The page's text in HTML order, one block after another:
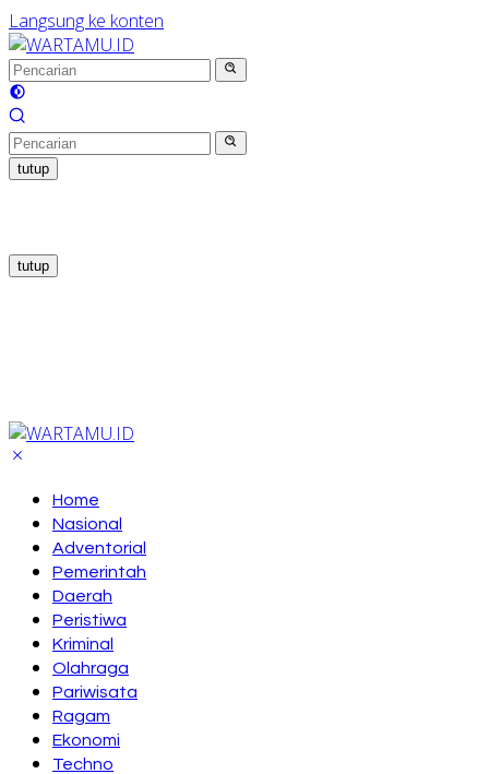
Langsung ke konten
tutup
tutup
Home
Nasional
Adventorial
Pemerintah
Daerah
Peristiwa
Kriminal
Olahraga
Pariwisata
Ragam
Ekonomi
Techno